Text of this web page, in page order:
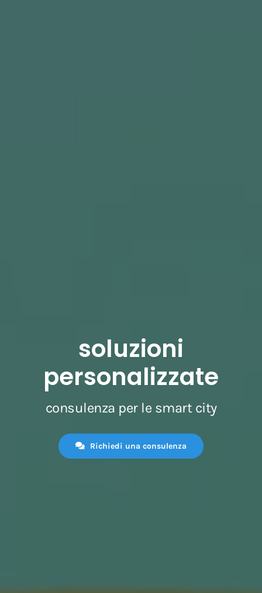
soluzioni
personalizzate
consulenza per le smart city
Richiedi una consulenza